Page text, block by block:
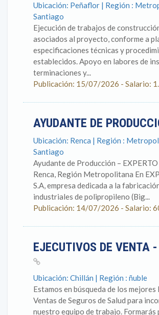
Ubicación: Peñaflor | Región :
Santiago
Ejecución de trabajos de
asociados al proyecto, conforme a
especificaciones técnicas y
establecidos. Apoyo en labores de
terminaciones y...
Publicación: 15/07/2026 - Salario:
AYUDANTE DE
Ubicación: Renca | Región :
Santiago
Ayudante de Producción – EXPERTO
Renca, Región Metropolitana En
S.A, empresa dedicada a la
industriales de polipropileno (Big...
Publicación: 14/07/2026 - Salario:
EJECUTIVOS DE VENTA
Ubicación: Chillán | Región : ñuble
Estamos en búsqueda de los
Ventas de Seguros de Salud para
nuestro equipo de trabajo. Formarás